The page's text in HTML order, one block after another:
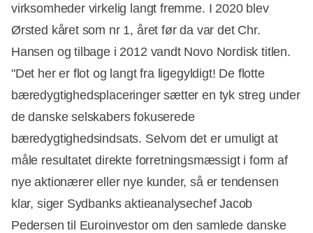
virksomheder virkelig langt fremme. I 2020 blev
Ørsted kåret som nr 1, året før da var det Chr.
Hansen og tilbage i 2012 vandt Novo Nordisk titlen.
"Det her er flot og langt fra ligegyldigt! De flotte
bæredygtighedsplaceringer sætter en tyk streg under
de danske selskabers fokuserede
bæredygtighedsindsats. Selvom det er umuligt at
måle resultatet direkte forretningsmæssigt i form af
nye aktionærer eller nye kunder, så er tendensen
klar, siger Sydbanks aktieanalysechef Jacob
Pedersen til Euroinvestor om den samlede danske